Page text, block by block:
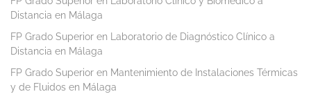
Distancia en Málaga
FP Grado Superior en Laboratorio de Diagnóstico Clínico a
Distancia en Málaga
FP Grado Superior en Mantenimiento de Instalaciones Térmicas
y de Fluidos en Málaga